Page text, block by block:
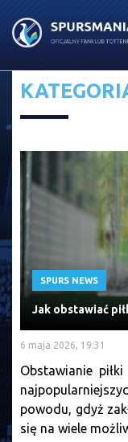
SPURS NEWS
Jak obstawiać
6 maja 2026, 19:31
Obstawianie
powodu, gdyż
się na wiele